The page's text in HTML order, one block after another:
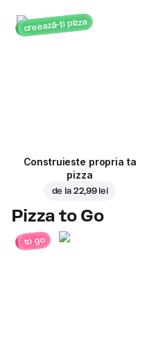
creează-ți pizza
Construieste propria ta
pizza
de la 22,99 lei
Pizza to Go
to go